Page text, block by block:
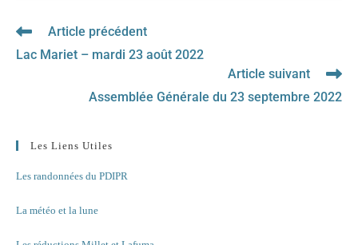
Read
articles
Article précédent
Lac Mariet – mardi 23 août 2022
Article suivant
Assemblée Générale du 23 septembre 2022
Les Liens Utiles
Les randonnées du PDIPR
La météo et la lune